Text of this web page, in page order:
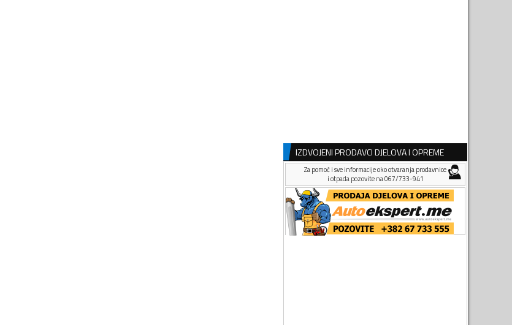
IZDVOJENI PRODAVCI DJELOVA I OPREME
Za pomoć i sve informacije oko otvaranja prodavnice
i otpada pozovite na 067/733-941